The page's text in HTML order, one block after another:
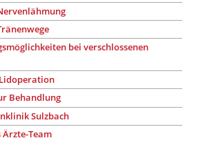
bei verschlossenen
Behandlung
Sulzbach
Team